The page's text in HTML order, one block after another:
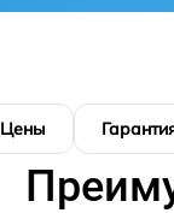
Цены